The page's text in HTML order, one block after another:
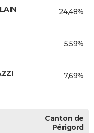
24,48%
5,59%
7,69%
Canton de
Périgord